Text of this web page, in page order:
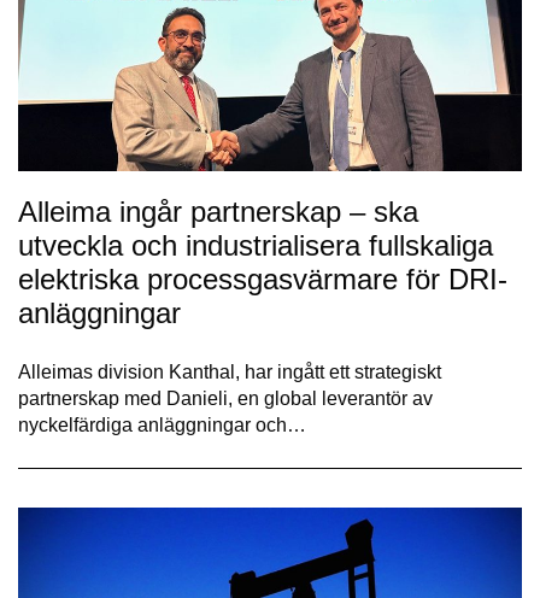
Alleima ingår partnerskap – ska
utveckla och industrialisera fullskaliga
elektriska processgasvärmare för DRI-
anläggningar
Alleimas division Kanthal, har ingått ett strategiskt
partnerskap med Danieli, en global leverantör av
nyckelfärdiga anläggningar och…